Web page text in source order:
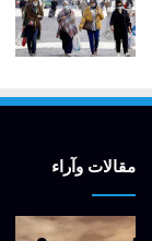
مقالات وآراء